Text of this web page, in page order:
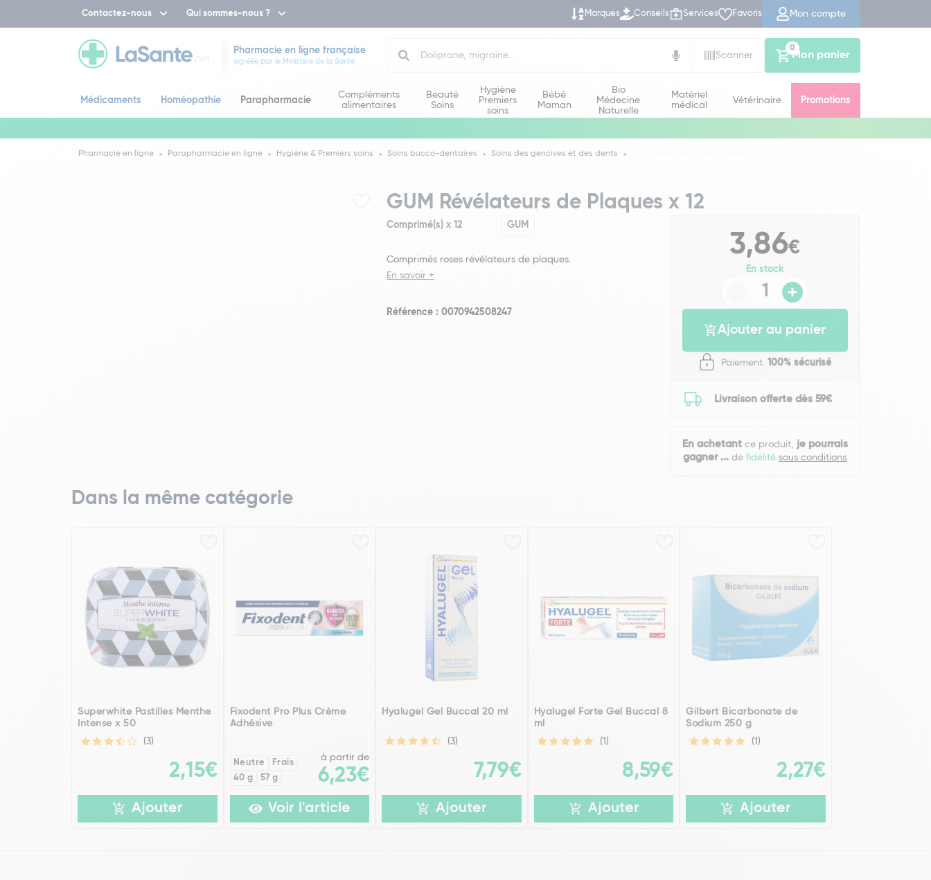
Contactez-nous Qui sommes-nous ? Marques Conseils Services Favoris Mon compte
Pharmacie en ligne française
agréée par le Ministère de la Santé
Scanner
Mon panier
0
Médicaments Homéopathie Parapharmacie
Compléments
alimentaires
Beauté
Soins
Hygiène
Premiers
soins
Bébé
Maman
Bio
Médecine
Naturelle
Matériel
médical
Vétérinaire Promotions
Pharmacie en ligne Parapharmacie en ligne Hygiène & Premiers soins Soins bucco-dentaires Soins des gencives et des dents
GUM Révélateurs de Plaques x 12
Comprimé(s) x 12 GUM
Comprimés roses révélateurs de plaques.
En savoir +
Référence : 0070942508247
3,86€
En stock
Ajouter au panier
Paiement 100% sécurisé
Livraison offerte dès 59€
En achetantce produit, je pourrais
gagner ... defidélitésous conditions
Dans la même catégorie
Superwhite Pastilles Menthe
Intense x 50
(3)
2,15€
Ajouter
Fixodent Pro Plus Crème
Adhésive
Neutre
Frais
40 g
57 g
à partir de
6,23€
Voir l'article
Hyalugel Gel Buccal 20 ml
(3)
7,79€
Ajouter
Hyalugel Forte Gel Buccal 8
ml
(1)
8,59€
Ajouter
Gilbert Bicarbonate de
Sodium 250 g
(1)
2,27€
Ajouter